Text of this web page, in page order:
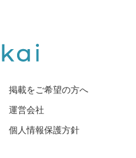
掲載をご希望の方へ
運営会社
個人情報保護方針